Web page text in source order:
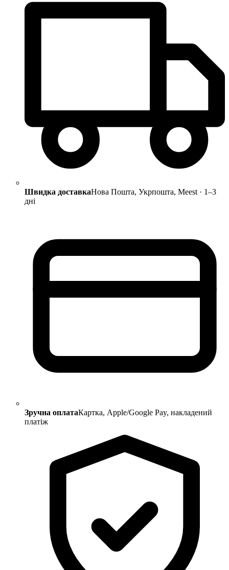
Швидка доставкаНова Пошта, Укрпошта, Meest · 1–3
дні
Зручна оплатаКартка, Apple/Google Pay, накладений
платіж